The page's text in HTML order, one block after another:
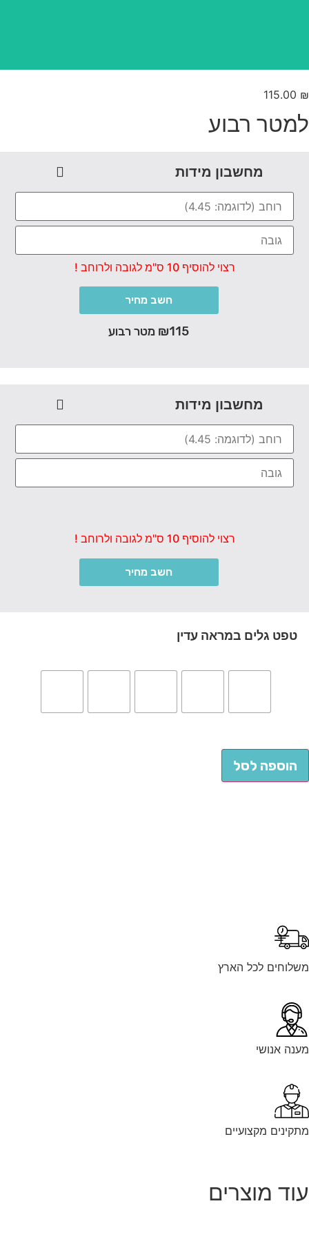
115.00
רבוע
מחשבון מידות
רצוי להוסיף 10 ס"מ לגובה ולרוחב !
חשב מחיר
₪115 מטר רבוע
מחשבון מידות
רצוי להוסיף 10 ס"מ לגובה ולרוחב !
חשב מחיר
טפט גלים במראה עדין
הוספה לסל
לכל הארץ
אנושי
מקצועיים
מוצרים